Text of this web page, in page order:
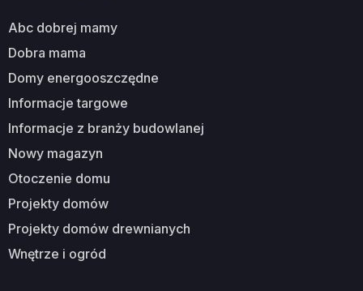
abc dobrej mamy
dobra mama
domy energooszczędne
informacje targowe
informacje z branży budowlanej
nowy magazyn
otoczenie domu
projekty domów
projekty domów drewnianych
wnętrze i ogród